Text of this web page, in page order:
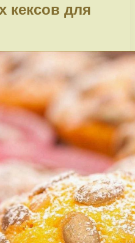
кексов для